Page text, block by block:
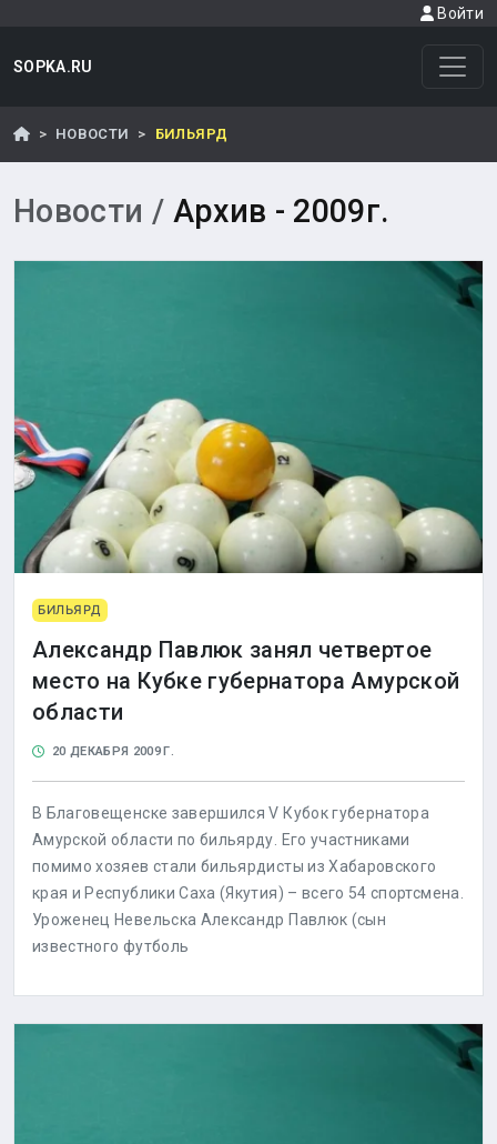
Войти
SOPKA.RU
НОВОСТИ БИЛЬЯРД
Новости / Архив - 2009г.
БИЛЬЯРД
Александр Павлюк занял четвертое
место на Кубке губернатора Амурской
области
20 ДЕКАБРЯ 2009 Г.
В Благовещенске завершился V Кубок губернатора
Амурской области по бильярду. Его участниками
помимо хозяев стали бильярдисты из Хабаровского
края и Республики Саха (Якутия) – всего 54 спортсмена.
Уроженец Невельска Александр Павлюк (сын
известного футболь